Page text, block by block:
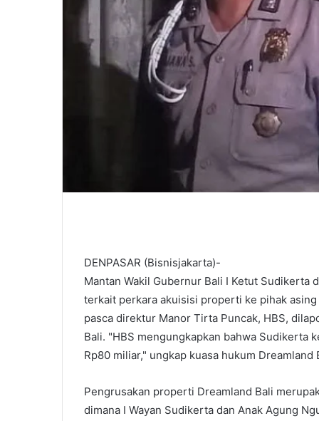
DENPASAR (Bisnisjakarta)-
Mantan Wakil Gubernur Bali I Ketut Sudikerta
terkait perkara akuisisi properti ke pihak
pasca direktur Manor Tirta Puncak, HBS,
Bali. "HBS mengungkapkan bahwa Sudikerta
Rp80 miliar," ungkap kuasa hukum
Pengrusakan properti Dreamland Bali
dimana I Wayan Sudikerta dan Anak Agung